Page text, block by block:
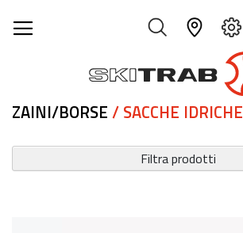
ZAINI/BORSE/ SACCHE IDRICHE
Filtra prodotti